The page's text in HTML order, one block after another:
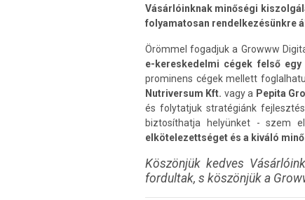
Vásárlóinknak minőségi
folyamatosan rendelkezésünkre
Örömmel fogadjuk a Growww
e-kereskedelmi cégek felső
prominens cégek mellett
Nutriversum Kft. vagy a Pepita
és folytatjuk stratégiánk
biztosíthatja helyünket - szem
elkötelezettséget és a kiváló
Köszönjük kedves
fordultak, s köszönjük a